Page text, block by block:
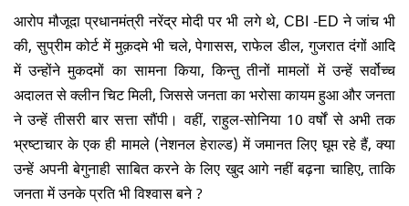
आरोप मौजूदा प्रधानमंत्री नरेंद्र मोदी पर भी लगे थे, CBI -ED ने जांच भी
की, सुप्रीम कोर्ट में मुक़दमे भी चले, पेगासस, राफेल डील, गुजरात दंगों आदि
में उन्होंने मुकदमों का सामना किया, किन्तु तीनों मामलों में उन्हें सर्वोच्च
अदालत से क्लीन चिट मिली, जिससे जनता का भरोसा कायम हुआ और जनता
ने उन्हें तीसरी बार सत्ता सौंपी। वहीं, राहुल-सोनिया 10 वर्षों से अभी तक
भ्रष्टाचार के एक ही मामले (नेशनल हेराल्ड) में जमानत लिए घूम रहे हैं, क्या
उन्हें अपनी बेगुनाही साबित करने के लिए खुद आगे नहीं बढ़ना चाहिए, ताकि
जनता में उनके प्रति भी विश्वास बने ?